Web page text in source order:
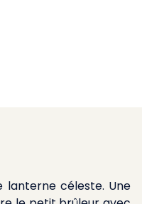
lanterne céleste. Une